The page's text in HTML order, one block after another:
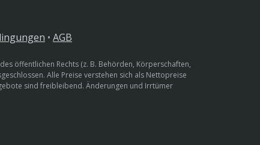
• AGB
öffentlichen Rechts (z. B. Behörden, Körperschaften,
Alle Preise verstehen sich als Nettopreise
sind freibleibend. Änderungen und Irrtümer